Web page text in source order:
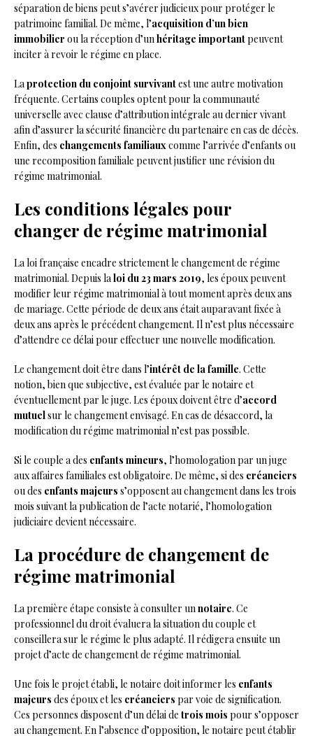
séparation de biens peut s’avérer judicieux pour protéger le
patrimoine familial. De même, l’acquisition d’un bien
immobilier ou la réception d’un héritage importantpeuvent
inciter à revoir le régime en place.
La protection du conjoint survivantest une autre motivation
fréquente. Certains couples optent pour la communauté
universelle avec clause d’attribution intégrale au dernier vivant
afin d’assurer la sécurité financière du partenaire en cas de décès.
Enfin, des changements familiaux comme l’arrivée d’enfants ou
une recomposition familiale peuvent justifier une révision du
régime matrimonial.
Les conditions légales pour
changer de régime matrimonial
La loi française encadre strictement le changement de régime
matrimonial. Depuis la loi du 23 mars 2019, les époux peuvent
modifier leur régime matrimonial à tout moment après deux ans
de mariage. Cette période de deux ans était auparavant fixée à
deux ans après le précédent changement. Il n’est plus nécessaire
d’attendre ce délai pour effectuer une nouvelle modification.
Le changement doit être dans l’intérêt de la famille. Cette
notion, bien que subjective, est évaluée par le notaire et
éventuellement par le juge. Les époux doivent être d’accord
mutuelsur le changement envisagé. En cas de désaccord, la
modification du régime matrimonial n’est pas possible.
Si le couple a des enfants mineurs, l’homologation par un juge
aux affaires familiales est obligatoire. De même, si des créanciers
ou des enfants majeurs s’opposent au changement dans les trois
mois suivant la publication de l’acte notarié, l’homologation
judiciaire devient nécessaire.
La procédure de changement de
régime matrimonial
La première étape consiste à consulter un notaire. Ce
professionnel du droit évaluera la situation du couple et
conseillera sur le régime le plus adapté. Il rédigera ensuite un
projet d’acte de changement de régime matrimonial.
Une fois le projet établi, le notaire doit informer les enfants
majeurs des époux et les créanciers par voie de signification.
Ces personnes disposent d’un délai de trois mois pour s’opposer
au changement. En l’absence d’opposition, le notaire peut établir